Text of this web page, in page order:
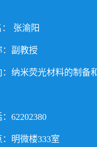
张渝阳
副教授
：纳米荧光材料的制备
62202380
明微楼333室